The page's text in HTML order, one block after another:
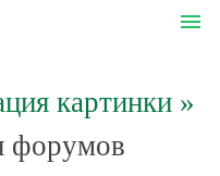
menu
картинки»
форумов